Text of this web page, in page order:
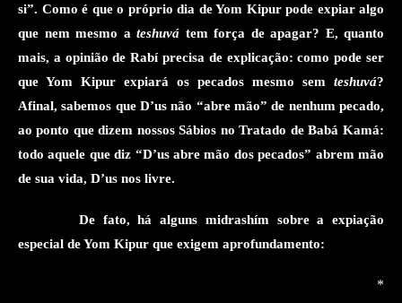
si”. Como é que o próprio dia de Yom Kipur pode expiar algo
que nem mesmo a teshuvá tem força de apagar? E, quanto
mais, a opinião de Rabíprecisa de explicação: como pode ser
que Yom Kipur expiará os pecados mesmo sem teshuvá?
Afinal,sabemos queD’us não “abre mão” de nenhum pecado,
ao ponto que dizem nossos Sábios no Tratado de Babá Kamá:
todo aquele que diz “D’us abre mão dos pecados” abrem mão
de sua vida, D’us nos livre.
De fato, há alguns midrashím sobre a expiação
especial de Yom Kipur que exigem aprofundamento:
*